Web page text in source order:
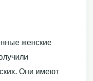
женские
Они имеют